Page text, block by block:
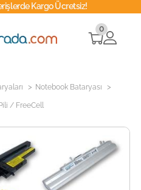
Kargo Ücretsiz!
0
> Notebook Bataryası >
/ FreeCell